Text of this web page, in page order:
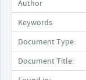
Author
Keywords
Document Type:
Document Title: